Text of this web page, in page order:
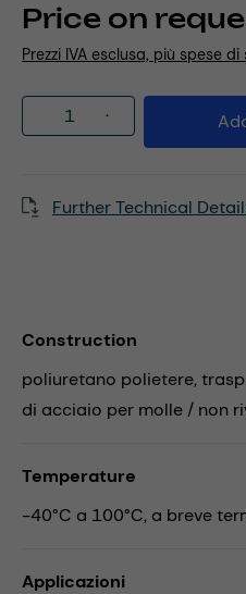
Price on
Prezzi IVA esclusa, più spese
Product Quantity:
Further Technical
Construction
poliuretano polietere,
di acciaio per molle / non
Temperature
-40°C a 100°C, a breve
Applicazioni